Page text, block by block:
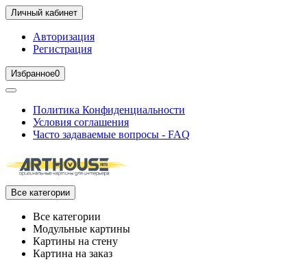
Личный кабинет
Авторизация
Регистрация
Избранное0
Политика Конфиденциальности
Условия соглашения
Часто задаваемые вопросы - FAQ
Все категории
Все категории
Модульные картины
Картины на стену
Картина на заказ